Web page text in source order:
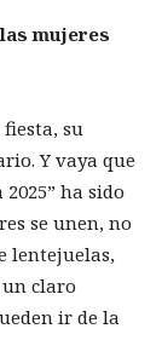
mujeres
su
Y vaya que
ha sido
se unen, no
lentejuelas,
claro
ir de la